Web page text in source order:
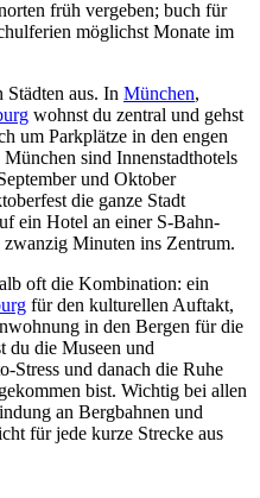
früh vergeben; buch für
möglichst Monate im
Städten aus. In München,
wohnst du zentral und gehst
um Parkplätze in den engen
sind Innenstadthotels
und Oktober
die ganze Stadt
ein Hotel an einer S-Bahn-
Minuten ins Zentrum.
oft die Kombination: ein
für den kulturellen Auftakt,
in den Bergen für die
du die Museen und
Stress und danach die Ruhe
bist. Wichtig bei allen
an Bergbahnen und
für jede kurze Strecke aus